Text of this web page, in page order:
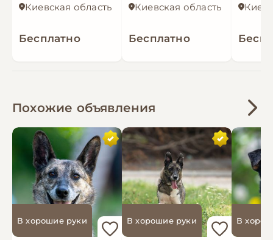
Киевская область
Бесплатно
Киевская область
Бесплатно
Похожие объявления
В хорошие руки В хорошие руки В